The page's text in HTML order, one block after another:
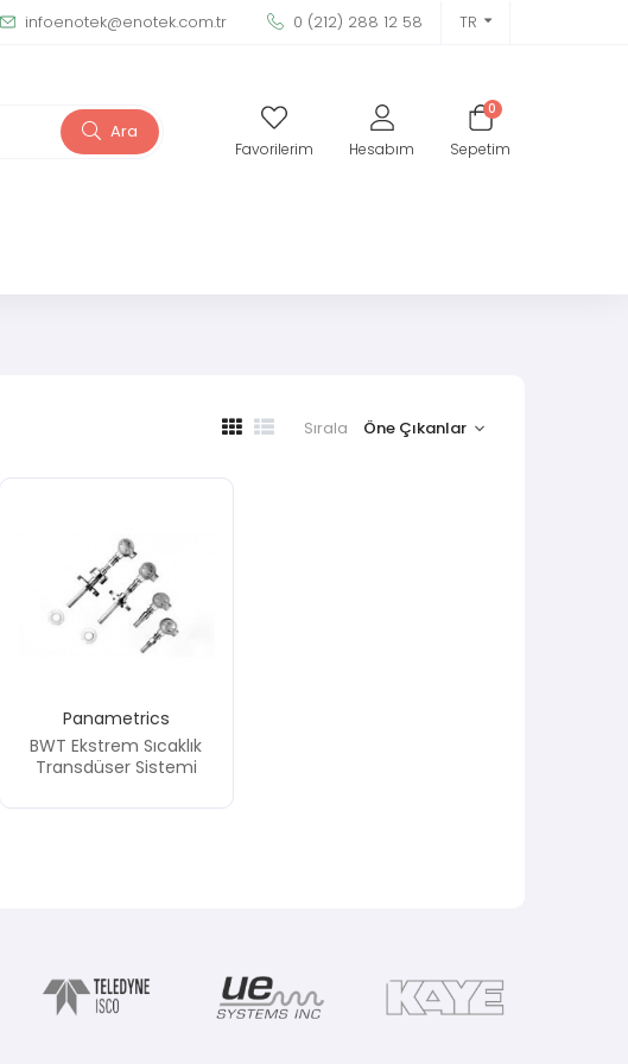
infoenotek@enotek.com.tr 0 (212) 288 12 58 TR
Favorilerim Hesabım
0
Sepetim
Ara
Sırala
Panametrics
BWT Ekstrem Sıcaklık
Transdüser Sistemi